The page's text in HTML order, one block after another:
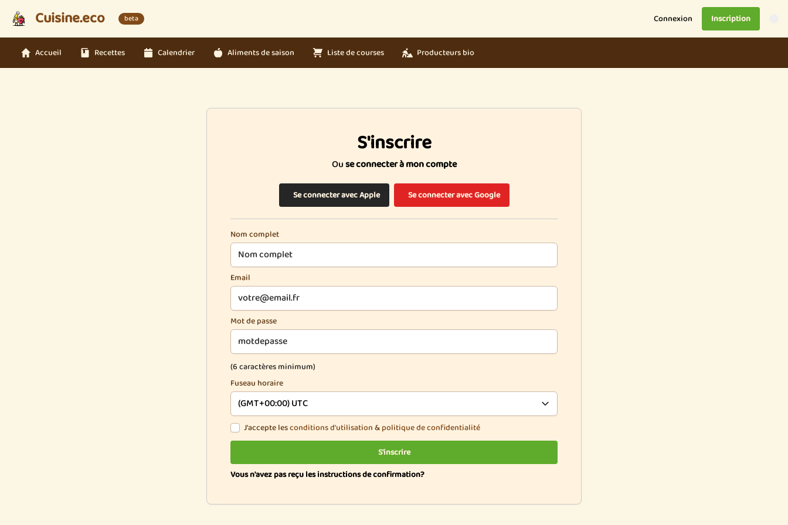
Cuisine.eco beta Connexion Inscription
Accueil Recettes Calendrier Aliments de saison Liste de courses Producteurs bio
S'inscrire
Ouse connecter à mon compte
Se connecter avec Apple Se connecter avec Google
Nom complet
Email
Mot de passe
(6 caractères minimum)
Fuseau horaire
If
you
a
human,
field
J'accepte lesconditions d'utilisation&politique de confidentialité
S'inscrire
Vous n'avez pas reçu les instructions de confirmation?